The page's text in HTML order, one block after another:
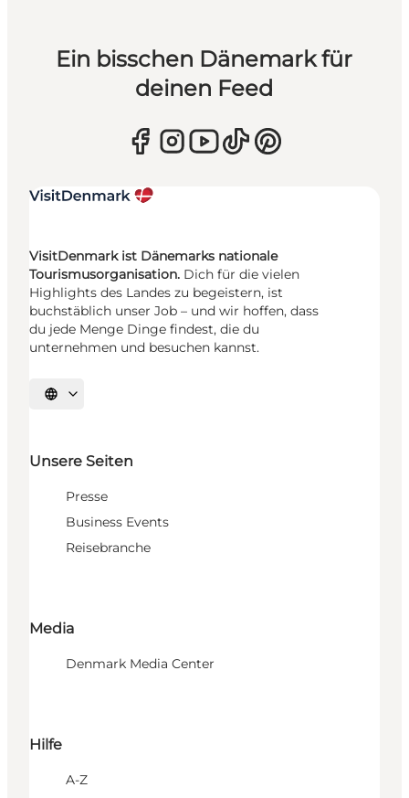
Ein bisschen Dänemark für
deinen Feed
VisitDenmark ist Dänemarks nationale
Tourismusorganisation. Dich für die vielen
Highlights des Landes zu begeistern, ist
buchstäblich unser Job – und wir hoffen, dass
du jede Menge Dinge findest, die du
unternehmen und besuchen kannst.
Sprache auswählen
Unsere Seiten
Presse
Business Events
Reisebranche
Media
Denmark Media Center
Hilfe
A-Z